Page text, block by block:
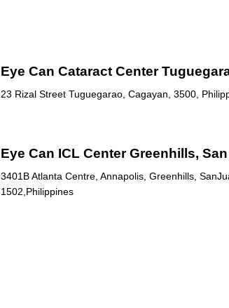
Eye Can Cataract Center
23 Rizal Street Tuguegarao, Cagayan, 3500,
Eye Can ICL Center Greenhills,
3401B Atlanta Centre, Annapolis, Greenhills,
1502,Philippines